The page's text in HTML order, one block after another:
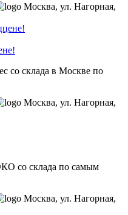
Москва, ул. Нагорная,
со склада в Москве по
Москва, ул. Нагорная,
со склада по самым
Москва, ул. Нагорная,